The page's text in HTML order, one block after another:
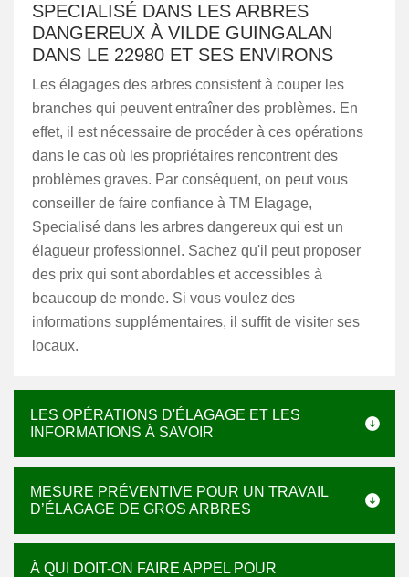
SPECIALISÉ DANS LES ARBRES
DANGEREUX À VILDE GUINGALAN
DANS LE 22980 ET SES ENVIRONS
Les élagages des arbres consistent à couper les
branches qui peuvent entraîner des problèmes. En
effet, il est nécessaire de procéder à ces opérations
dans le cas où les propriétaires rencontrent des
problèmes graves. Par conséquent, on peut vous
conseiller de faire confiance à TM Elagage,
Specialisé dans les arbres dangereux qui est un
élagueur professionnel. Sachez qu'il peut proposer
des prix qui sont abordables et accessibles à
beaucoup de monde. Si vous voulez des
informations supplémentaires, il suffit de visiter ses
locaux.
LES OPÉRATIONS D'ÉLAGAGE ET LES
INFORMATIONS À SAVOIR
MESURE PRÉVENTIVE POUR UN TRAVAIL
D’ÉLAGAGE DE GROS ARBRES
À QUI DOIT-ON FAIRE APPEL POUR